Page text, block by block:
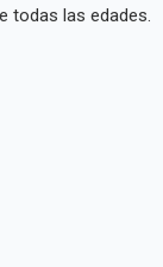
todas las edades.